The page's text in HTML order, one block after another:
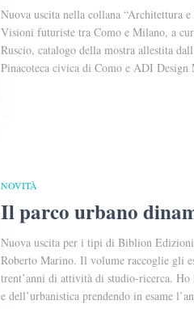
Nuova uscita nella collana “Architettura
Visioni futuriste tra Como e Milano, a
Ruscio, catalogo della mostra allestita
Pinacoteca civica di Como e ADI
NOVITÀ
Il parco urbano
Nuova uscita per i tipi di Biblion
Roberto Marino. Il volume raccoglie gli
trent’anni di attività di studio-ricerca. Ho
e dell’urbanistica prendendo in esame